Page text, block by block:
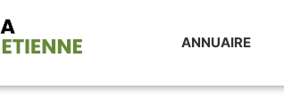
ANNUAIRE